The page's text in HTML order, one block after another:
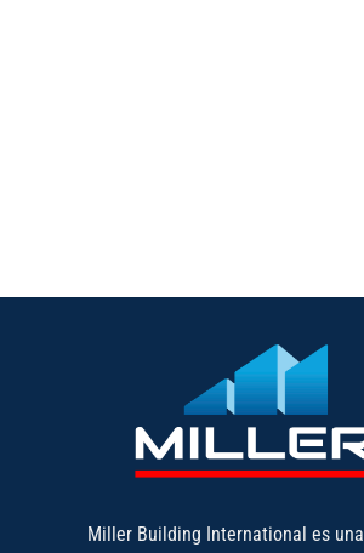
Miller Building International es una